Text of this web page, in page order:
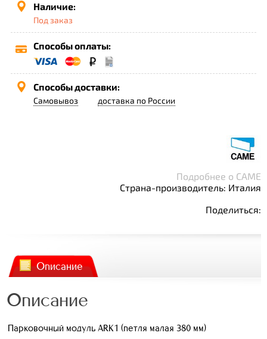
Наличие:
Под заказ
Способы оплаты:
Способы доставки:
Самовывоз доставка по России
Подробнее о CAME
Страна-производитель: Италия
Поделиться:
Описание
Описание
Парковочный модуль ARK1 (петля малая 380 мм)